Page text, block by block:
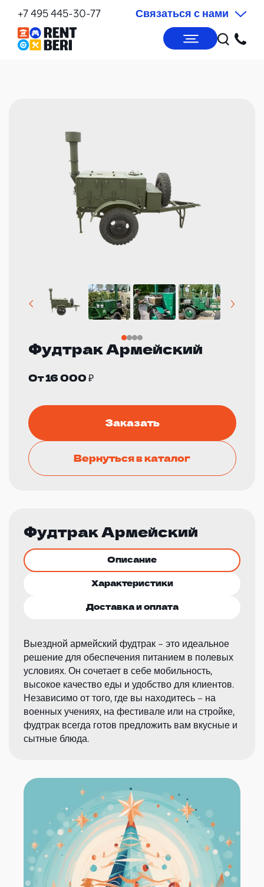
+7 495 445-30-77 Связаться с нами
Фудтрак Армейский
От 16 000 ₽
Заказать
Вернуться в каталог
Фудтрак Армейский
Описание
Характеристики
Доставка и оплата
Выездной армейский фудтрак – это идеальное
решение для обеспечения питанием в полевых
условиях. Он сочетает в себе мобильность,
высокое качество еды и удобство для клиентов.
Независимо от того, где вы находитесь – на
военных учениях, на фестивале или на стройке,
фудтрак всегда готов предложить вам вкусные и
сытные блюда.